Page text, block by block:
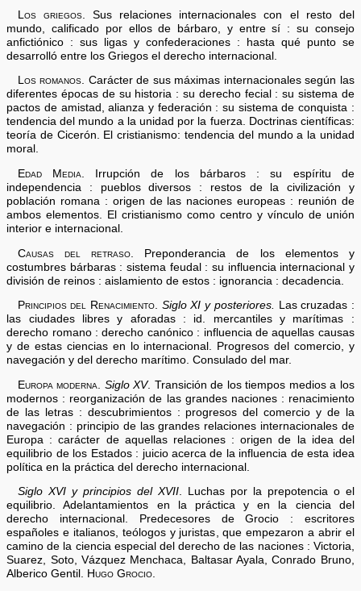
Los griegos.
Sus relaciones internacionales con el resto del
mundo, calificado por ellos de bárbaro, y entre sí : su consejo
anfictiónico : sus ligas y confederaciones : hasta qué punto se
desarrolló entre los Griegos el derecho internacional.
Los romanos. Carácter de sus máximas internacionales según las
diferentes épocas de su historia : su derecho fecial : su sistema de
pactos de amistad, alianza y federación : su sistema de conquista :
tendencia del mundo a la unidad por la fuerza. Doctrinas científicas:
teoría de Cicerón. El cristianismo: tendencia del mundo a la unidad
moral.
Edad Media. Irrupción de los bárbaros : su espíritu de
independencia : pueblos diversos : restos de la civilización y
población romana : origen de las naciones europeas : reunión de
ambos elementos. El cristianismo como centro y vínculo de unión
interior e internacional.
Causas del retraso.
Preponderancia de los elementos y
costumbres bárbaras : sistema feudal : su influencia internacional y
división de reinos : aislamiento de estos : ignorancia : decadencia.
Principios del Renacimiento. Siglo XI y posteriores. Las cruzadas :
las ciudades libres y aforadas : id. mercantiles y marítimas :
derecho romano : derecho canónico : influencia de aquellas causas
y de estas ciencias en lo internacional. Progresos del comercio, y
navegación y del derecho marítimo. Consulado del mar.
Europa moderna. Siglo XV. Transición de los tiempos medios a los
modernos : reorganización de las grandes naciones : renacimiento
de las letras : descubrimientos : progresos del comercio y de la
navegación : principio de las grandes relaciones internacionales de
Europa : carácter de aquellas relaciones : origen de la idea del
equilibrio de los Estados : juicio acerca de la influencia de esta idea
política en la práctica del derecho internacional.
Siglo XVI y principios del XVII. Luchas por la prepotencia o el
equilibrio. Adelantamientos en la práctica y en la ciencia del
derecho internacional. Predecesores de Grocio : escritores
españoles e italianos, teólogos y juristas, que empezaron a abrir el
camino de la ciencia especial del derecho de las naciones : Victoria,
Suarez, Soto, Vázquez Menchaca, Baltasar Ayala, Conrado Bruno,
Alberico Gentil. Hugo Grocio.